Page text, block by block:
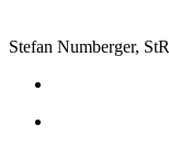
Stefan Numberger, StR